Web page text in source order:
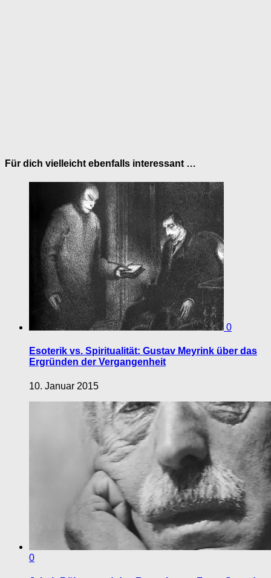
Für dich vielleicht ebenfalls interessant …
0
Esoterik vs. Spiritualität: Gustav Meyrink über das
Ergründen der Vergangenheit
10. Januar 2015
0